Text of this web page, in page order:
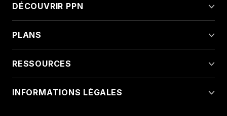
DÉCOUVRIR PPN
PLANS
RESSOURCES
INFORMATIONS LÉGALES